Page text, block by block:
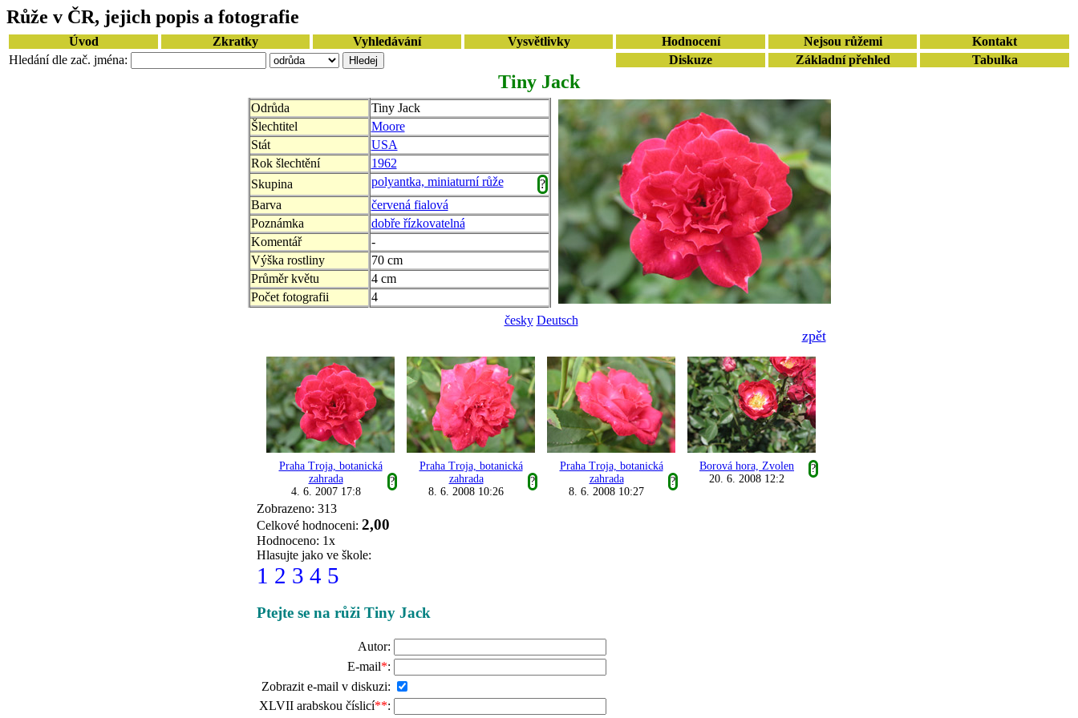
Růže v ČR, jejich popis a fotografie
Úvod Zkratky Vyhledávání Vysvětlivky Hodnocení Nejsou růžemi
Kontakt
Hledání dle zač. jména:
Diskuze Základní přehled Tabulka
Tiny Jack
Odrůda
Tiny Jack
Šlechtitel
Moore
Stát
USA
Rok šlechtění
1962
Skupina
polyantka, miniaturní růže
?
Barva
červená fialová
Poznámka
dobře řízkovatelná
Komentář
-
Výška rostliny
70 cm
Průměr květu
4 cm
Počet fotografii
4
česky Deutsch
zpět
Praha Troja, botanická
zahrada
?
4. 6. 2007 17:8
Praha Troja, botanická
zahrada
?
8. 6. 2008 10:26
Praha Troja, botanická
zahrada
?
8. 6. 2008 10:27
Borová hora, Zvolen
?
20. 6. 2008 12:2
Zobrazeno: 313
Celkové hodnoceni: 2,00
Hodnoceno: 1x
Hlasujte jako ve škole:
1 2 3 4 5
Ptejte se na růži Tiny Jack
Autor:
E-mail*:
Zobrazit e-mail v diskuzi:
XLVII arabskou číslicí**: